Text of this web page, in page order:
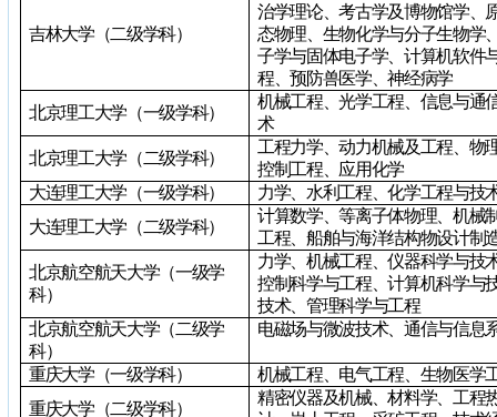
吉林大学（二级学科）
治学理论、考古学及博物馆学、
态物理、生物化学与分子生物学
子学与固体电子学、计算机软件
程、预防兽医学、神经病学
北京理工大学（一级学科）
机械工程、光学工程、信息与通
术
北京理工大学（二级学科）
工程力学、动力机械及工程、物
控制工程、应用化学
大连理工大学（一级学科）
力学、水利工程、化学工程与技
大连理工大学（二级学科）
计算数学、等离子体物理、机械
工程、船舶与海洋结构物设计制
北京航空航天大学（一级学
科）
力学、机械工程、仪器科学与技
控制科学与工程、计算机科学与
技术、管理科学与工程
北京航空航天大学（二级学
科）
电磁场与微波技术、通信与信息
重庆大学（一级学科）
机械工程、电气工程、生物医学
重庆大学（二级学科）
精密仪器及机械、材料学、工程